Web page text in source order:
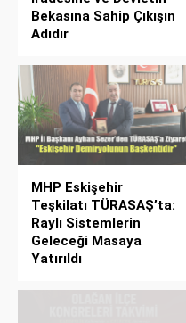
Bekasına Sahip Çıkışın
Adıdır
MHP Eskişehir
Teşkilatı TÜRASAŞ’ta:
Raylı Sistemlerin
Geleceği Masaya
Yatırıldı